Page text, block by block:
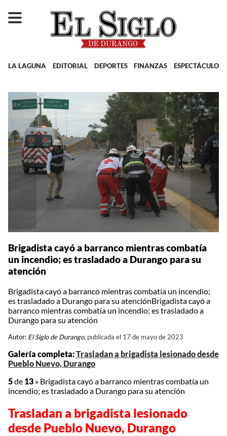
LA LAGUNA EDITORIAL DEPORTES FINANZAS ESPECTÁCULOS
Brigadista cayó a barranco mientras combatía
un incendio; es trasladado a Durango para su
atención
Brigadista cayó a barranco mientras combatía un incendio;
es trasladado a Durango para su atenciónBrigadista cayó a
barranco mientras combatía un incendio; es trasladado a
Durango para su atención
Autor: El Siglo de Durango, publicada el 17 de mayo de 2023
Galería completa:Trasladan a brigadista lesionado desde
Pueblo Nuevo, Durango
5de 13 » Brigadista cayó a barranco mientras combatía un
incendio; es trasladado a Durango para su atención
Trasladan a brigadista lesionado
desde Pueblo Nuevo, Durango